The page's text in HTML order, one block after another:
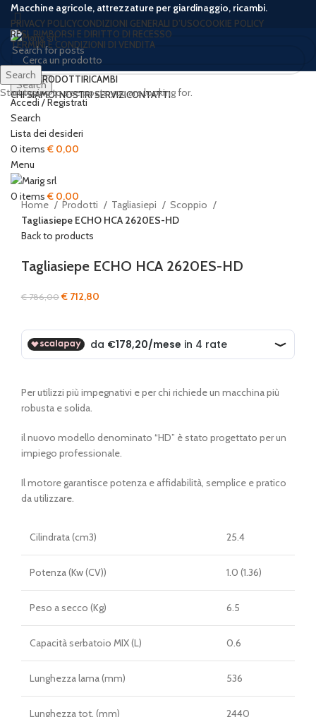
Macchine agricole, attrezzature per giardinaggio, ricambi.
PRIVACY POLICYCONDIZIONI GENERALI D’USOCOOKIE POLICY
RESI, RIMBORSI E DIRITTO DI RECESSO
TERMINI E CONDIZIONI DI VENDITA
Search
Accedi / Registrati
Search
Lista dei desideri
0 items € 0,00
Menu
0 items € 0,00
HOME PRODOTTIRICAMBI
CHI SIAMOI NOSTRI SERVIZICONTATTI
-9%
Click to enlarge
Home Prodotti Tagliasiepi
Scoppio
Tagliasiepe ECHO HCA 2620ES-HD
Back to products
Tagliasiepe ECHO HCA 2620ES-HD
€786,00Il
era:
€ 786,00.
€ 712,80
è:
€ 712,80.
Per utilizzi più impegnativi e per chi richiede un macchina più
robusta e solida.
il nuovo modello denominato “HD” è stato progettato per un
impiego professionale.
Il motore garantisce potenza e affidabilità, semplice e pratico
da utilizzare.
Cilindrata (cm3) 25.4
Potenza (Kw (CV)) 1.0 (1.36)
Peso a secco (Kg) 6.5
Capacità serbatoio MIX (L) 0.6
Lunghezza lama (mm) 536
Lunghezza tot. (mm) 2440
Search
Start typing to see posts you are looking for.